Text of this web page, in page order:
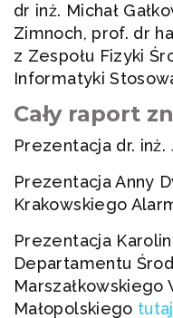
dr inż. Michał
Zimnoch, prof. dr
z Zespołu Fizyki
Informatyki
Cały raport
Prezentacja dr. inż.
Prezentacja Anny
Krakowskiego
Prezentacja
Departamentu
Małopolskiego tutaj